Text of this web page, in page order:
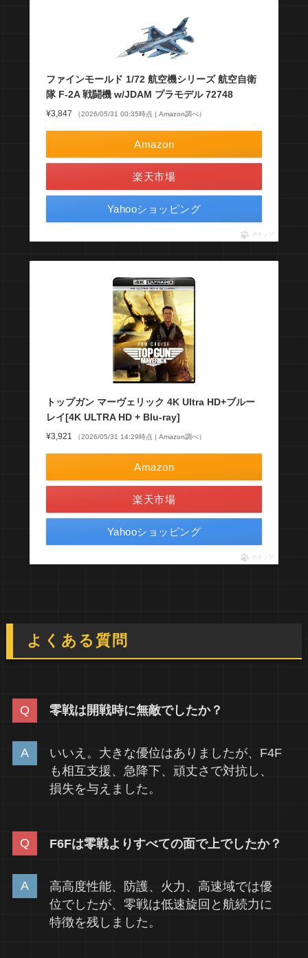
ファインモールド 1/72 航空機シリーズ 航空自衛
隊 F-2A 戦闘機 w/JDAM プラモデル 72748
¥3,847 （2026/05/31 00:35時点 | Amazon調べ）
Amazon
楽天市場
Yahooショッピング
ポチップ
トップガン マーヴェリック 4K Ultra HD+ブルー
レイ[4K ULTRA HD + Blu-ray]
¥3,921 （2026/05/31 14:29時点 | Amazon調べ）
Amazon
楽天市場
Yahooショッピング
ポチップ
よくある質問
零戦は開戦時に無敵でしたか？
いいえ。大きな優位はありましたが、F4F
も相互支援、急降下、頑丈さで対抗し、
損失を与えました。
F6Fは零戦よりすべての面で上でしたか？
高高度性能、防護、火力、高速域では優
位でしたが、零戦は低速旋回と航続力に
特徴を残しました。